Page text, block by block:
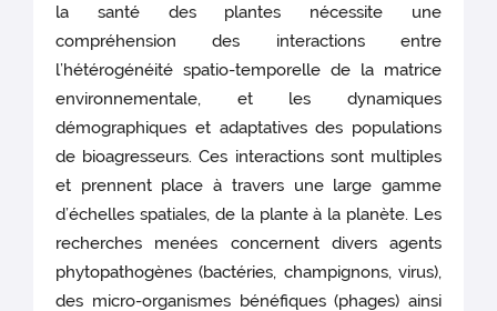
la santé des plantes nécessite une
compréhension des interactions entre
l’hétérogénéité spatio-temporelle de la matrice
environnementale, et les dynamiques
démographiques et adaptatives des populations
de bioagresseurs. Ces interactions sont multiples
et prennent place à travers une large gamme
d’échelles spatiales, de la plante à la planète. Les
recherches menées concernent divers agents
phytopathogènes (bactéries, champignons, virus),
des micro-organismes bénéfiques (phages) ainsi